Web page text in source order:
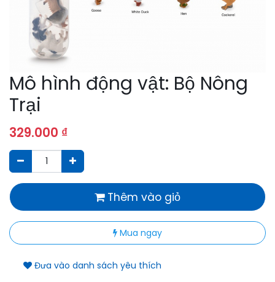
Mô hình động vật: Bộ Nông
Trại
329.000 ₫
Thêm vào giỏ
Mua ngay
Đưa vào danh sách yêu thích